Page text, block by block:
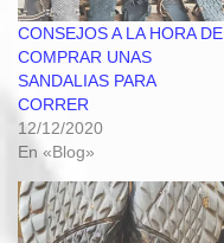
CONSEJOS A LA HORA DE
COMPRAR UNAS
SANDALIAS PARA
CORRER
12/12/2020
En «Blog»